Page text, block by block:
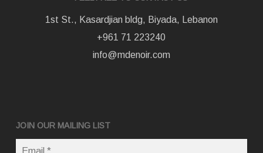
1st St., Kasardjian bldg, Biyada, Lebanon
+961 71 223240
info@mdenoir.com
JOIN OUR MAILING LIST